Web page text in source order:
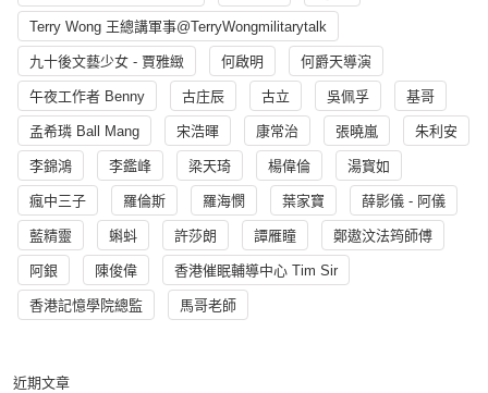
Terry Wong 王總講軍事@TerryWongmilitarytalk
九十後文藝少女 - 賈雅緻 何啟明 何爵天導演
午夜工作者 Benny 古庄辰 古立 吳佩孚 基哥
孟希璘 Ball Mang 宋浩暉 康常治 張曉嵐 朱利安
李錦鴻 李鑑峰 梁天琦 楊偉倫 湯寳如
瘋中三子 羅倫斯 羅海憫 葉家寶 薛影儀 - 阿儀
藍精靈 蝌蚪 許莎朗 譚雁瞳 鄭遨汶法筠師傅
阿銀 陳俊偉 香港催眠輔導中心 Tim Sir
香港記憶學院總監 馬哥老師
近期文章